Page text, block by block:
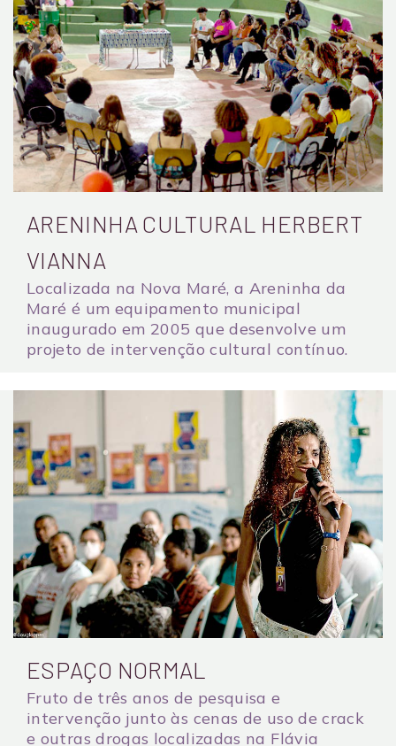
ARENINHA CULTURAL HERBERT
VIANNA
Localizada na Nova Maré, a Areninha da
Maré é um equipamento municipal
inaugurado em 2005 que desenvolve um
projeto de intervenção cultural contínuo.
ESPAÇO NORMAL
Fruto de três anos de pesquisa e
intervenção junto às cenas de uso de crack
e outras drogas localizadas na Flávia